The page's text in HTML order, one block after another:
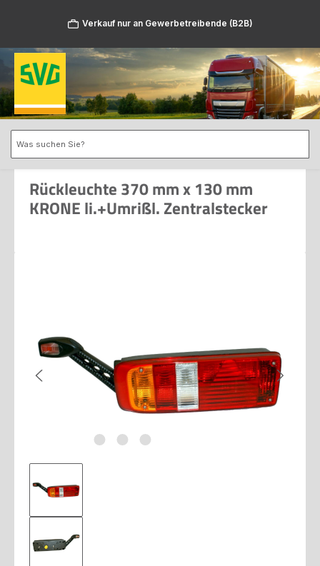
Verkauf nur an Gewerbetreibende (B2B)
Rückleuchte 370 mm x 130 mm
KRONE li.+Umrißl. Zentralstecker